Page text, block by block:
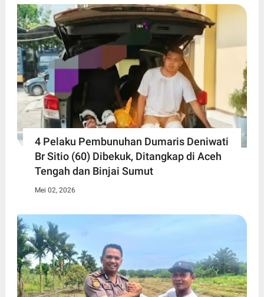
4 Pelaku Pembunuhan Dumaris Deniwati
Br Sitio (60) ‎Dibekuk, Ditangkap di Aceh
Tengah ‎dan Binjai Sumut
Mei 02, 2026